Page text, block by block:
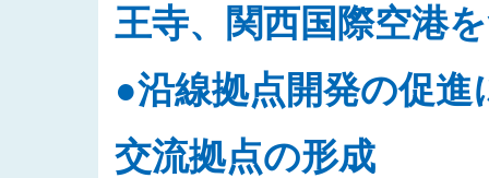
王寺、関西国際空港
●沿線拠点開発の促
交流拠点の形成